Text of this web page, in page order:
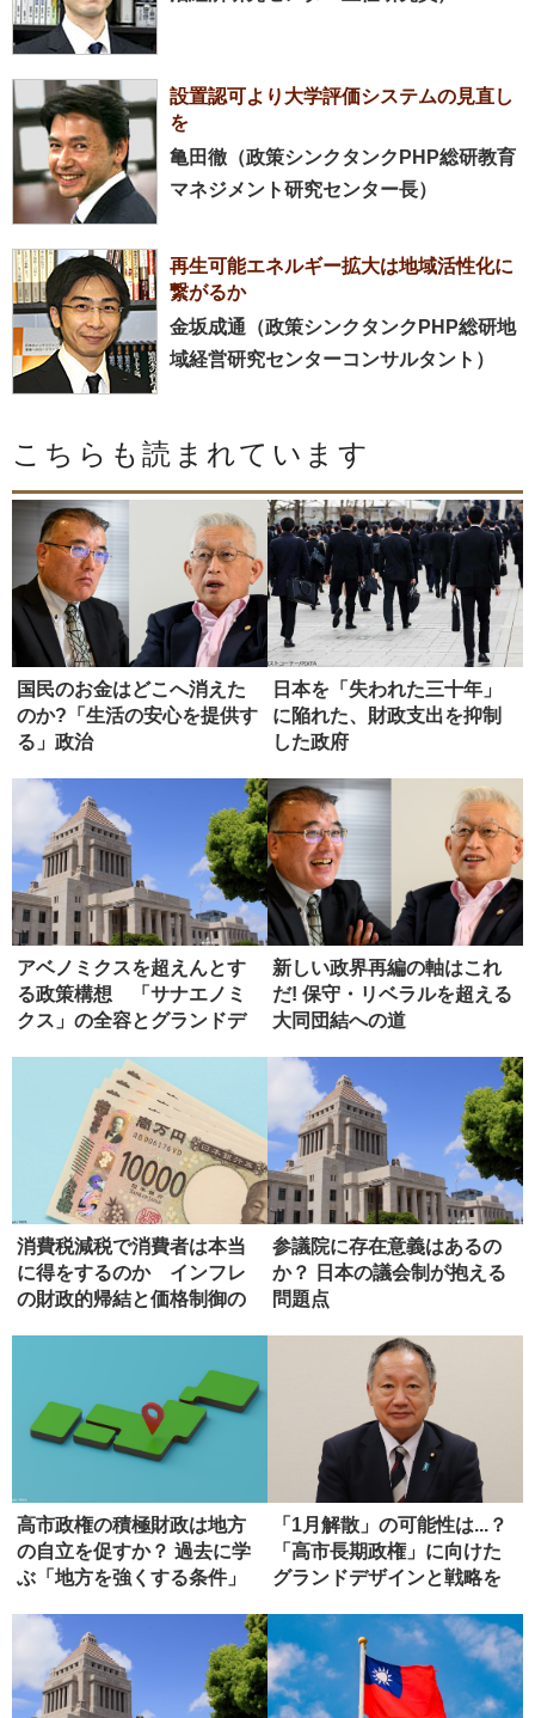
設置認可より大学評価システムの見直し
を
亀田徹（政策シンクタンクPHP総研教育
マネジメント研究センター長）
再生可能エネルギー拡大は地域活性化に
繋がるか
金坂成通（政策シンクタンクPHP総研地
域経営研究センターコンサルタント）
こちらも読まれています
国民のお金はどこへ消えた
のか?「生活の安心を提供す
る」政治
日本を「失われた三十年」
に陥れた、財政支出を抑制
した政府
アベノミクスを超えんとす
る政策構想 「サナエノミ
クス」の全容とグランドデ
新しい政界再編の軸はこれ
だ! 保守・リベラルを超える
大同団結への道
消費税減税で消費者は本当
に得をするのか インフレ
の財政的帰結と価格制御の
参議院に存在意義はあるの
か？ 日本の議会制が抱える
問題点
高市政権の積極財政は地方
の自立を促すか？ 過去に学
ぶ「地方を強くする条件」
「1月解散」の可能性は...？
「高市長期政権」に向けた
グランドデザインと戦略を